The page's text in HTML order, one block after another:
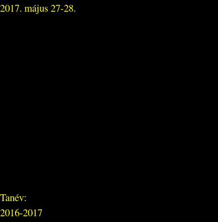
2017. május 27-28.
Tanév:
2016-2017